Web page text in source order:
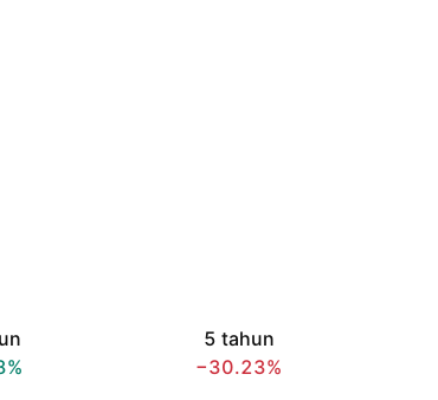
5 tahun
−30.23%